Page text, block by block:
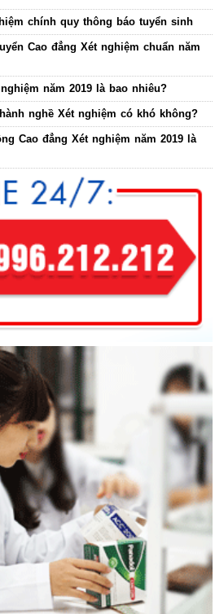
chính quy thông báo tuyển sinh
Cao đẳng Xét nghiệm chuẩn năm
năm 2019 là bao nhiêu?
nghề Xét nghiệm có khó không?
Cao đẳng Xét nghiệm năm 2019 là